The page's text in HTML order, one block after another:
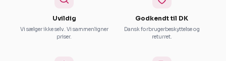
Uvildig
Vi sælger ikke selv. Vi sammenligner
priser.
Godkendt til DK
Dansk forbrugerbeskyttelse og
returret.